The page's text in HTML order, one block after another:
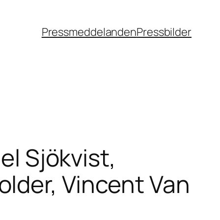
PressmeddelandenPressbilder
Sjökvist,
Vincent Van